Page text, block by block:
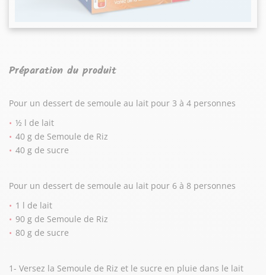
Préparation du produit
Pour un dessert de semoule au lait pour 3 à 4 personnes
½ l de lait
40 g de Semoule de Riz
40 g de sucre
Pour un dessert de semoule au lait pour 6 à 8 personnes
1 l de lait
90 g de Semoule de Riz
80 g de sucre
1- Versez la Semoule de Riz et le sucre en pluie dans le lait